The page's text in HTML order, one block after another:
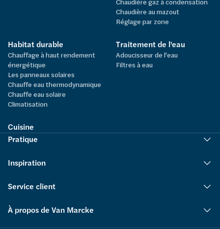
Chaudière au mazout
Réglage par zone
Habitat durable
Chauffage à haut rendement
énergétique
Les panneaux solaires
Chauffe eau thermodynamique
Chauffe eau solaire
Climatisation
Traitement de l'eau
Adoucisseur de l'eau
Filtres à eau
Cuisine
Pratique
Inspiration
Service client
À propos de Van Marcke